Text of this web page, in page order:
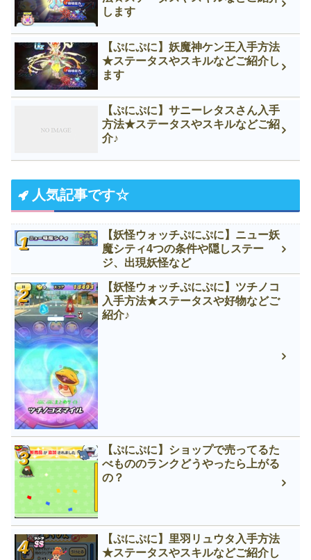
します
【ぷにぷに】妖魔神ケン王入手方法
★ステータスやスキルなどご紹介し
ます
【ぷにぷに】サニーレタスさん入手
方法★ステータスやスキルなどご紹
介♪
人気記事です☆
【妖怪ウォッチぷにぷに】ニュー妖
魔シティ4つの条件や隠しステー
ジ、出現妖怪など
【妖怪ウォッチぷにぷに】ツチノコ
入手方法★ステータスや好物などご
紹介♪
【ぷにぷに】ショップで売ってるた
べもののランクどうやったら上がる
の？
【ぷにぷに】里羽リュウタ入手方法
★ステータスやスキルなどご紹介し